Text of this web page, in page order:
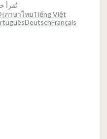
تُقرأ خلال
ภาษาไทยTiếng Việt
DeutschFrançais